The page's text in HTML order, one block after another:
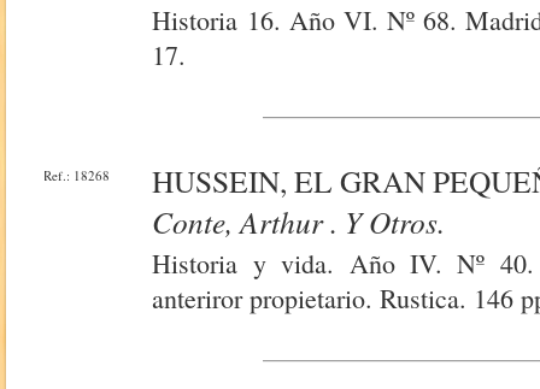
Historia 16. Año VI. Nº 68.
17.
Ref.: 18268
HUSSEIN, EL GRAN
Conte, Arthur . Y Otros.
Historia y vida. Año IV. Nº 40.
anteriror propietario. Rustica. 146